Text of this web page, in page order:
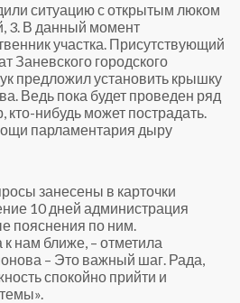
ситуацию с открытым люком
3. В данный момент
участка. Присутствующий
Заневского городского
предложил установить крышку
Ведь пока будет проведен ряд
нибудь может пострадать.
парламентария дыру
занесены в карточки
10 дней администрация
пояснения по ним.
нам ближе, – отметила
– Это важный шаг. Рада,
спокойно прийти и